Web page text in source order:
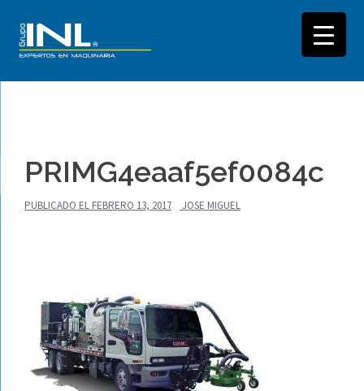
contenidoPRIMG4eaaf5ef0084c
PUBLICADO EL FEBRERO 13, 2017 JOSE MIGUEL